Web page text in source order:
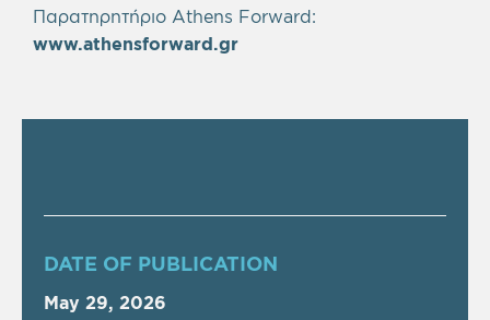
Παρατηρητήριο Athens Forward:
www.athensforward.gr
DATE OF PUBLICATION
May 29, 2026